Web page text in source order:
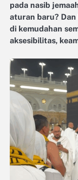
pada nasib
aturan baru? Dan
di kemudahan
aksesibilitas,